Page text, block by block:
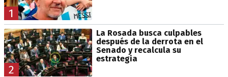
1
2
La Rosada busca culpables
después de la derrota en el
Senado y recalcula su
estrategia